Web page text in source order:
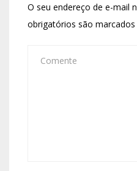
O seu endereço de e-mail
obrigatórios são